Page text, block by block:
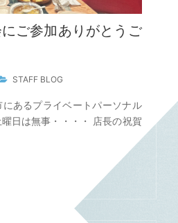
ご参加ありがとうご
STAFF BLOG
あるプライベートパーソナル
日は無事・・・・ 店長の祝賀